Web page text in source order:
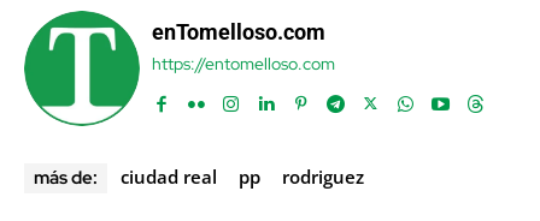
enTomelloso.com
https://entomelloso.com
más de: ciudad real pp rodriguez